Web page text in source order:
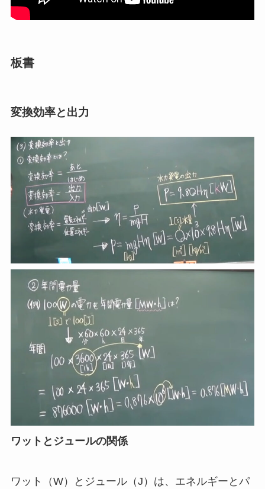
板書
変換効率と出力
ワットとジュールの関係
ワット（W）とジュール（J）は、エネルギーとパ